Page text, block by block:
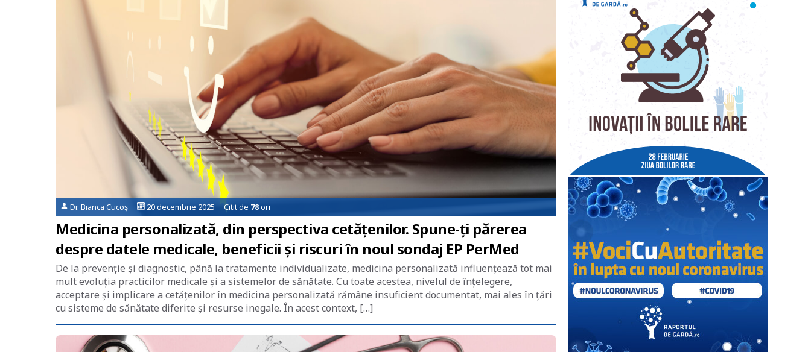
Dr. Bianca Cucoș 20 decembrie 2025 Citit de 78ori
Medicina personalizată, din perspectiva cetățenilor. Spune-ți părerea
despre datele medicale, beneficii și riscuri în noul sondaj EP PerMed
De la prevenție și diagnostic, până la tratamente individualizate, medicina personalizată influențează tot mai
mult evoluția practicilor medicale și a sistemelor de sănătate. Cu toate acestea, nivelul de înțelegere,
acceptare și implicare a cetățenilor în medicina personalizată rămâne insuficient documentat, mai ales în țări
cu sisteme de sănătate diferite și resurse inegale. În acest context, […]